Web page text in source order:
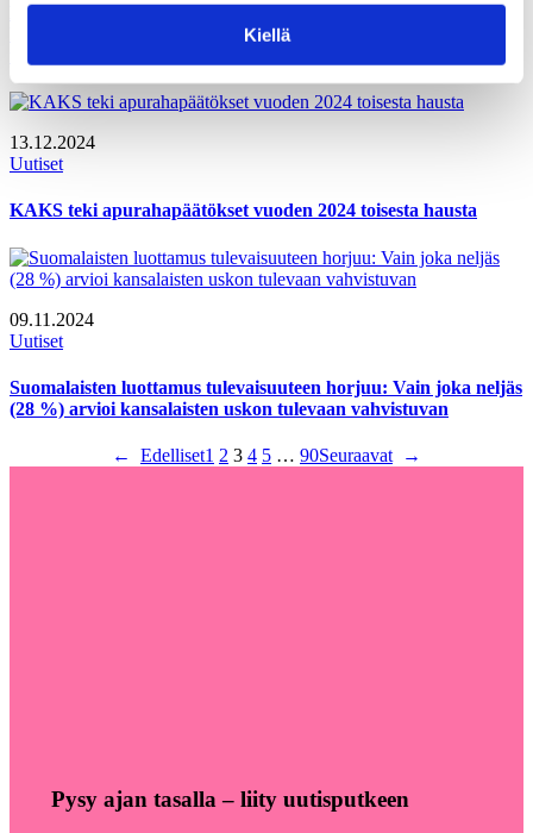
Kiellä
Enemmistön mielestä terveyspalveluiden saatavuus omassa
kotikunnassa on heikentynyt – Silti vain kolmannes on
13.12.2024
Uutiset
KAKS teki apurahapäätökset vuoden 2024 toisesta hausta
09.11.2024
Uutiset
Suomalaisten luottamus tulevaisuuteen horjuu: Vain joka neljäs
(28 %) arvioi kansalaisten uskon tulevaan vahvistuvan
← Edelliset1 2 3 4 5 … 90Seuraavat →
Pysy ajan tasalla – liity uutisputkeen